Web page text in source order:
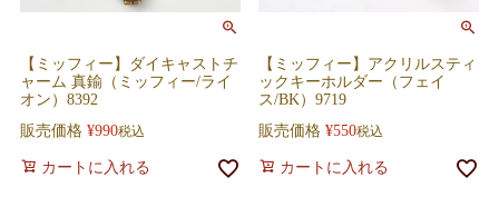
【ミッフィー】ダイキャストチ
ャーム 真鍮（ミッフィー/ライ
オン）8392
販売価格 ¥990税込
カートに入れる
【ミッフィー】アクリルスティ
ックキーホルダー（フェイ
ス/BK）9719
販売価格 ¥550税込
カートに入れる